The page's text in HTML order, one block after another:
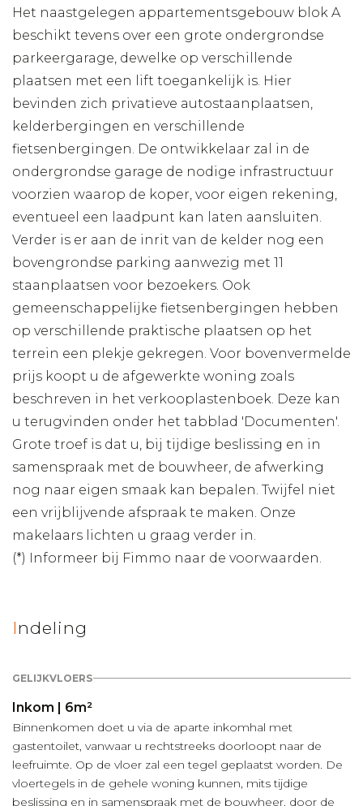
Het naastgelegen appartementsgebouw blok A
beschikt tevens over een grote ondergrondse
parkeergarage, dewelke op verschillende
plaatsen met een lift toegankelijk is. Hier
bevinden zich privatieve autostaanplaatsen,
kelderbergingen en verschillende
fietsenbergingen. De ontwikkelaar zal in de
ondergrondse garage de nodige infrastructuur
voorzien waarop de koper, voor eigen rekening,
eventueel een laadpunt kan laten aansluiten.
Verder is er aan de inrit van de kelder nog een
bovengrondse parking aanwezig met 11
staanplaatsen voor bezoekers. Ook
gemeenschappelijke fietsenbergingen hebben
op verschillende praktische plaatsen op het
terrein een plekje gekregen. Voor bovenvermelde
prijs koopt u de afgewerkte woning zoals
beschreven in het verkooplastenboek. Deze kan
u terugvinden onder het tabblad 'Documenten'.
Grote troef is dat u, bij tijdige beslissing en in
samenspraak met de bouwheer, de afwerking
nog naar eigen smaak kan bepalen. Twijfel niet
een vrijblijvende afspraak te maken. Onze
makelaars lichten u graag verder in.
(*) Informeer bij Fimmo naar de voorwaarden.
Indeling
GELIJKVLOERS
Inkom | 6m²
Binnenkomen doet u via de aparte inkomhal met
gastentoilet, vanwaar u rechtstreeks doorloopt naar de
leefruimte. Op de vloer zal een tegel geplaatst worden. De
vloertegels in de gehele woning kunnen, mits tijdige
beslissing en in samenspraak met de bouwheer, door de